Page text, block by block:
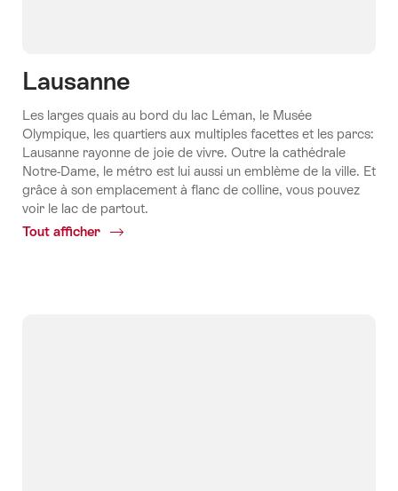
Lausanne
Les larges quais au bord du lac Léman, le Musée
Olympique, les quartiers aux multiples facettes et les parcs:
Lausanne rayonne de joie de vivre. Outre la cathédrale
Notre-Dame, le métro est lui aussi un emblème de la ville. Et
grâce à son emplacement à flanc de colline, vous pouvez
voir le lac de partout.
Tout afficher
Common.Of